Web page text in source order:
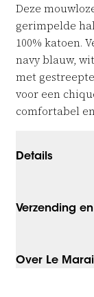
Deze
gerimpelde
100% katoen.
navy blauw,
met
voor een
comfortabel
Details
Verzending
Over Le